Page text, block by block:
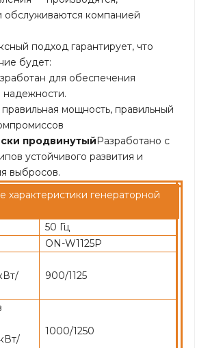
обслуживаются компанией
подход гарантирует, что
будет:
для обеспечения
надежности.
правильная мощность, правильный
продвинутыйРазработано с
устойчивого развития и
выбросов.
характеристики генераторной
50 Гц
ON-W1125P
900/1125
1000/1250